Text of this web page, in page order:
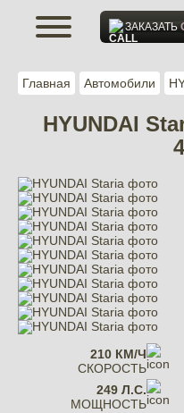
Главная Автомобили
HYUNDAI
210 КМ/Ч
СКОРОСТЬ
249 Л.С.
МОЩНОСТЬ
ЗАКАЗАТЬ